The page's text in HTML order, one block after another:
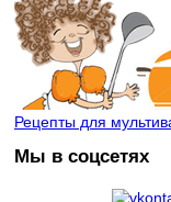
Рецепты для
Мы в соцсетях